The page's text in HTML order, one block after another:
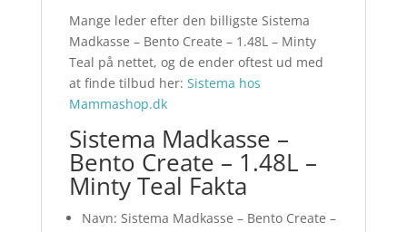
Mange leder efter den billigste Sistema
Madkasse – Bento Create – 1.48L – Minty
Teal på nettet, og de ender oftest ud med
at finde tilbud her: Sistema hos
Mammashop.dk
Sistema Madkasse –
Bento Create – 1.48L –
Minty Teal Fakta
Navn: Sistema Madkasse – Bento Create –